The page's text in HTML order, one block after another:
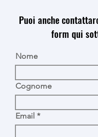
Puoi anche
form qui
Nome
Cognome
Email